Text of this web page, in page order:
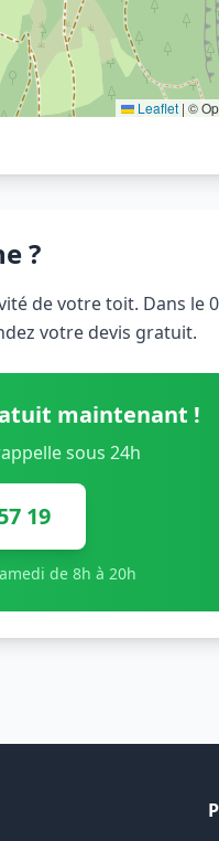
Leaflet | ©
?
de votre toit. Dans le
votre devis gratuit.
maintenant !
sous 24h
19
de 8h à 20h